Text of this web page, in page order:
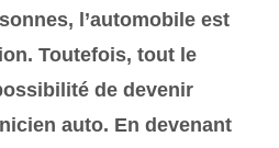
l’automobile est
Toutefois, tout le
de devenir
auto. En devenant